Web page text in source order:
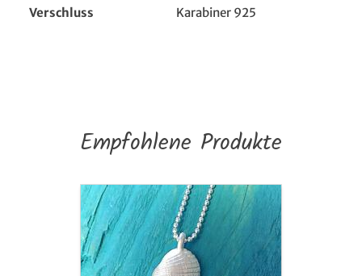
Verschluss Karabiner 925
Empfohlene Produkte
Anhänger
kleine
Herzmuschel
Silber